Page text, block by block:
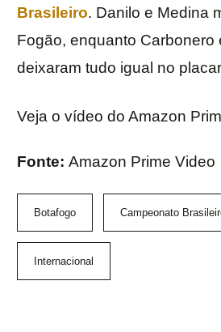
Brasileiro. Danilo e Medina
Fogão, enquanto Carbonero
deixaram tudo igual no
Veja o vídeo do Amazon
Fonte: Amazon Prime Video
Botafogo Campeonato
Internacional